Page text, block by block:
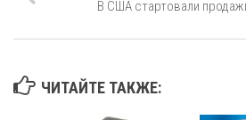
В США стартовали
ЧИТАЙТЕ ТАКЖЕ: